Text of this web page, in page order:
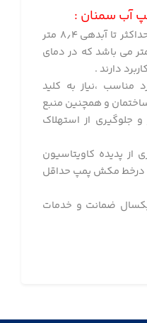
آب سمنان :
در پمپ آب سمنان بازه کاری حداکثر تا آبدهی ۸٫۴ متر
در ساعت و ارتفاع ۶۸ متر می باشد که در دمای
،نیاز به کلید
ساختمان و همچنین منبع
جلوگیری از استهلاک
پدیده کاویتاسیون
درخط مکش پمپ حداقل
ضمانت و خدمات